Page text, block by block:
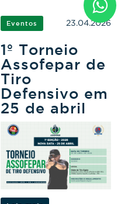
Eventos 23.04.2026
1º Torneio
Assofepar de
Tiro
Defensivo em
25 de abril